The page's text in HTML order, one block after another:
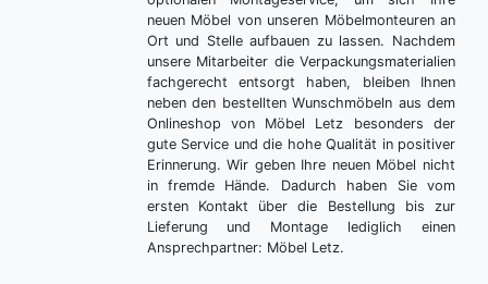
neuen Möbel von unseren Möbelmonteuren an
Ort und Stelle aufbauen zu lassen. Nachdem
unsere Mitarbeiter die Verpackungsmaterialien
fachgerecht entsorgt haben, bleiben Ihnen
neben den bestellten Wunschmöbeln aus dem
Onlineshop von Möbel Letz besonders der
gute Service und die hohe Qualität in positiver
Erinnerung. Wir geben Ihre neuen Möbel nicht
in fremde Hände. Dadurch haben Sie vom
ersten Kontakt über die Bestellung bis zur
Lieferung und Montage lediglich einen
Ansprechpartner: Möbel Letz.